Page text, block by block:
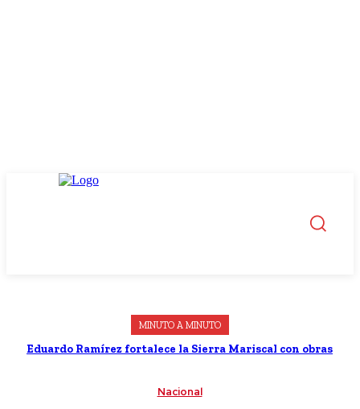
MINUTO A MINUTO
Eduardo Ramírez fortalece la Sierra Mariscal con obras
Nacional